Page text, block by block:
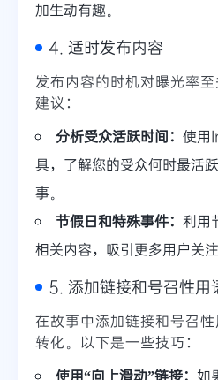
加生动有趣。
4. 适时发布内容
发布内容的时机对曝光率
建议：
分析受众活跃时间： 使用
具，了解您的受众何时最活
事。
节假日和特殊事件： 利用
相关内容，吸引更多用户关注
5. 添加链接和号召性用
在故事中添加链接和号召
转化。以下是一些技巧：
使用“向上滑动”链接： 如